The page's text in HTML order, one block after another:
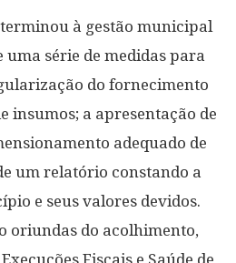
à gestão municipal
uma série de medidas para
do fornecimento
insumos; a apresentação de
adequado de
um relatório constando a
e seus valores devidos.
oriundas do acolhimento,
Fiscais e Saúde de